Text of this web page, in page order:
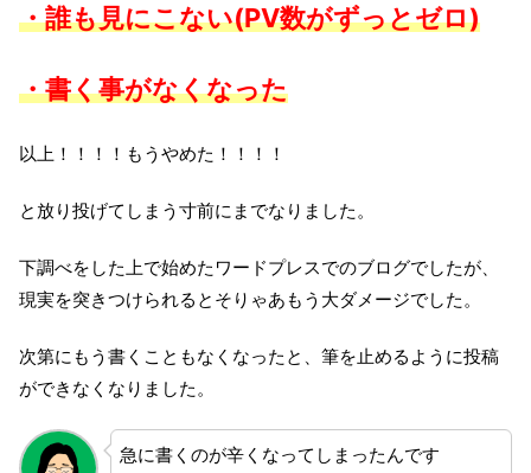
・誰も見にこない(PV数がずっとゼロ)
・書く事がなくなった
以上！！！！もうやめた！！！！
と放り投げてしまう寸前にまでなりました。
下調べをした上で始めたワードプレスでのブログでしたが、
現実を突きつけられるとそりゃあもう大ダメージでした。
次第にもう書くこともなくなったと、筆を止めるように投稿
ができなくなりました。
急に書くのが辛くなってしまったんです